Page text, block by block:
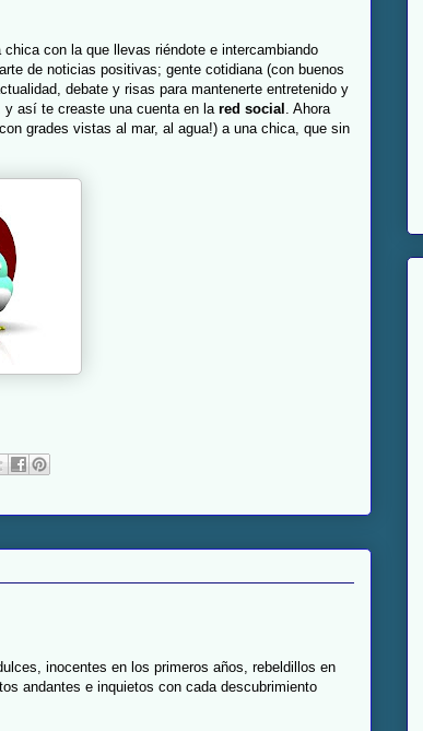
con la que llevas riéndote e intercambiando
de noticias positivas; gente cotidiana (con buenos
debate y risas para mantenerte entretenido y
y así te creaste una cuenta en la red social . Ahora
grades vistas al mar, al agua!) a una chica, que sin
inocentes en los primeros años, rebeldillos en
andantes e inquietos con cada descubrimiento